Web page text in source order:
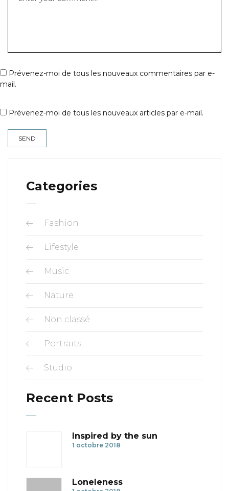
Prévenez-moi de tous les nouveaux commentaires par e-
mail.
Prévenez-moi de tous les nouveaux articles par e-mail.
Categories
Fashion
Lifestyle
Music
Nature
Non classé
Portraits
Studio
Recent Posts
Inspired by the sun
1 octobre 2018
Loneleness